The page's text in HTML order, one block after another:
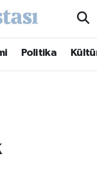
Politika